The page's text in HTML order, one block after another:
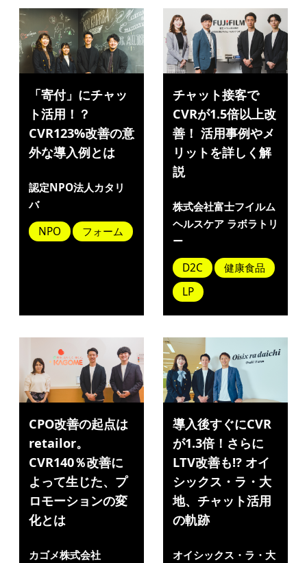
「寄付」にチャッ
ト活用！？
CVR123%改善の意
外な導入例とは
認定NPO法人カタリ
バ
NPO
フォーム
チャット接客で
CVRが1.5倍以上改
善！ 活用事例やメ
リットを詳しく解
説
株式会社富士フイルム
ヘルスケア ラボラトリ
ー
D2C
健康食品
LP
CPO改善の起点は
retailor。
CVR140％改善に
よって生じた、プ
ロモーションの変
化とは
カゴメ株式会社
導入後すぐにCVR
が1.3倍！さらに
LTV改善も⁉ オイ
シックス・ラ・大
地、チャット活用
の軌跡
オイシックス・ラ・大